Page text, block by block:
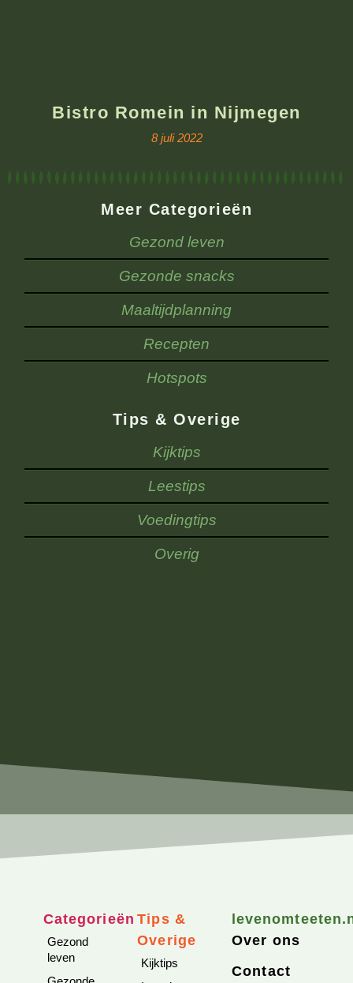
Bistro Romein in Nijmegen
8 juli 2022
Meer Categorieën
Gezond leven
Gezonde snacks
Maaltijdplanning
Recepten
Hotspots
Tips & Overige
Kijktips
Leestips
Voedingtips
Overig
Categorieën
Gezond
leven
Tips &
Overige
Kijktips
Over ons
Contact